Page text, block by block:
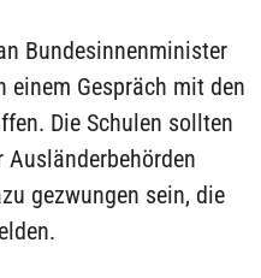
Bundesinnenminister
einem Gespräch mit den
Die Schulen sollten
Ausländerbehörden
gezwungen sein, die